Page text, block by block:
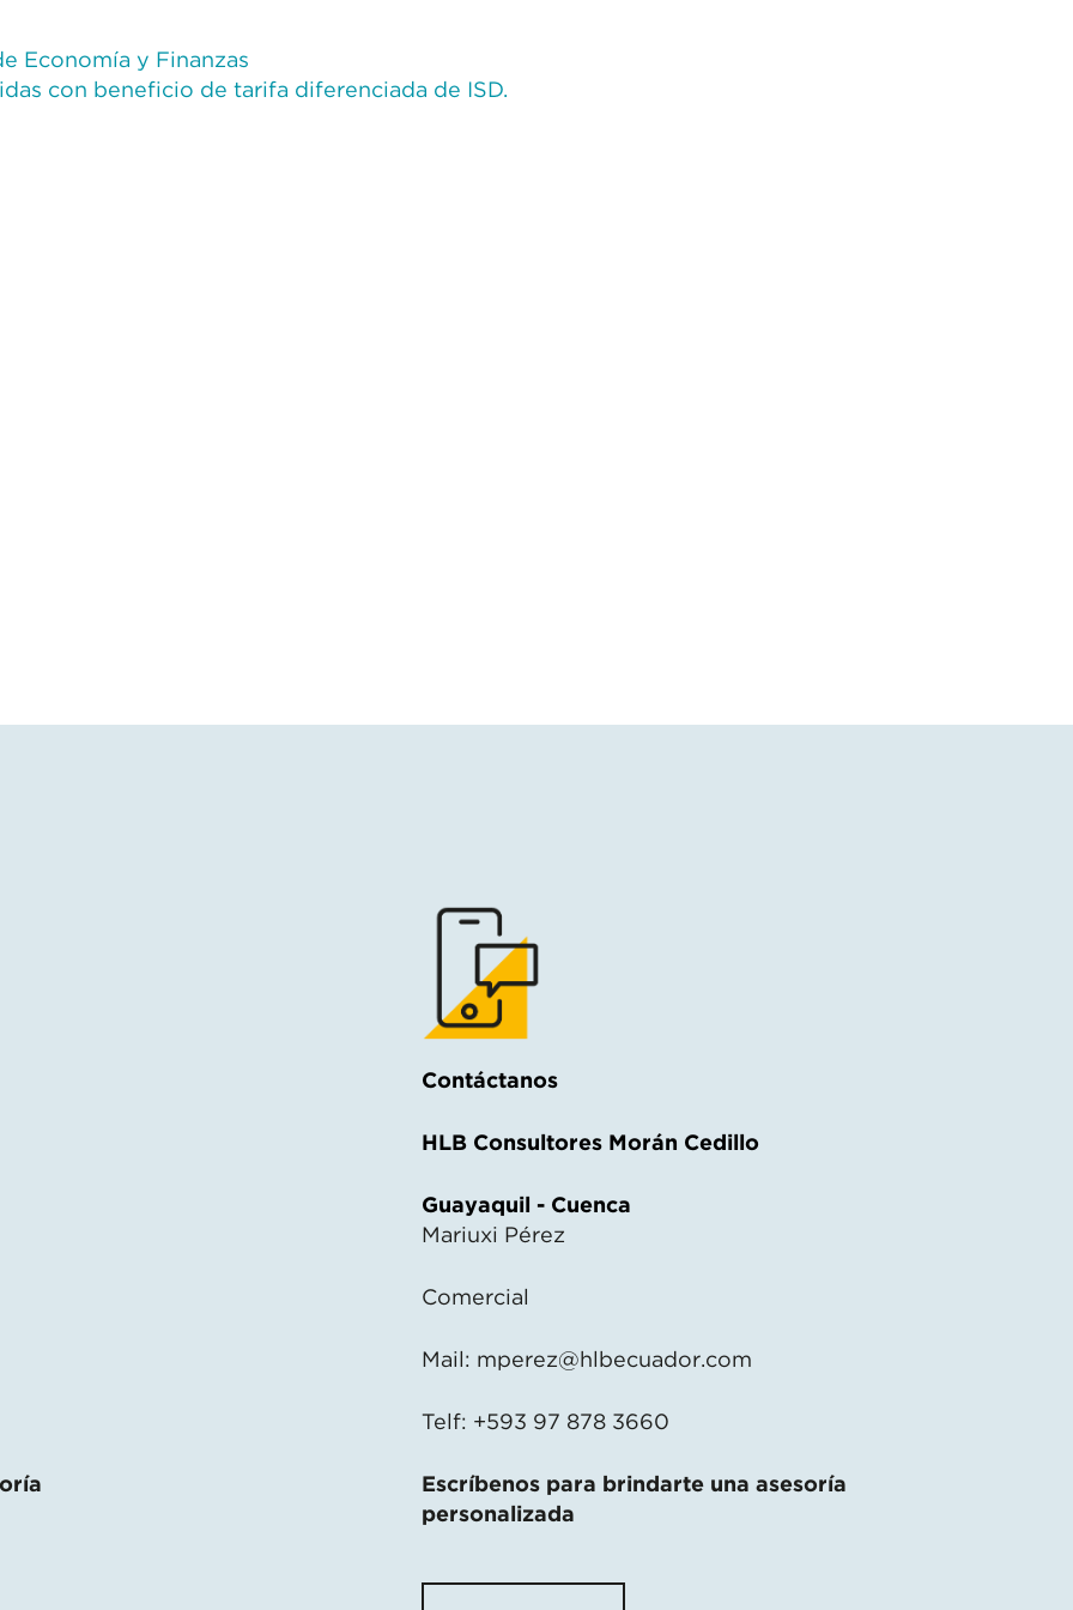
Economía y Finanzas
con beneficio de tarifa diferenciada de ISD.
Contáctanos
HLB Consultores Morán Cedillo
Guayaquil - Cuenca
Mariuxi Pérez
Comercial
Mail: mperez@hlbecuador.com
Telf: +593 97 878 3660
Escríbenos para brindarte una asesoría
personalizada